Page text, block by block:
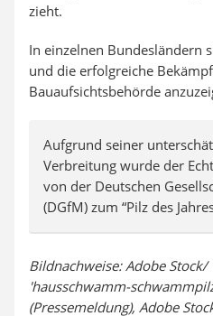
zieht.
In einzelnen Bundesländern
und die erfolgreiche
Bauaufsichtsbehörde
Aufgrund seiner
Verbreitung wurde der
von der Deutschen
(DGfM) zum “Pilz des
Bildnachweise: Adobe Stock/
'hausschwamm-
(Pressemeldung), Adobe